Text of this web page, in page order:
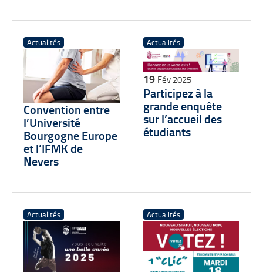
Actualités
Convention entre
l’Université
Bourgogne Europe
et l’IFMK de
Nevers
Actualités
19 Fév 2025
Participez à la
grande enquête
sur l’accueil des
étudiants
Actualités Actualités